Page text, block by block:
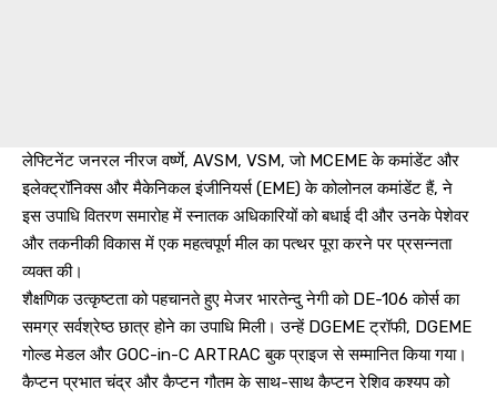
लेफ्टिनेंट जनरल नीरज वर्ष्णे, AVSM, VSM, जो MCEME के कमांडेंट और
इलेक्ट्रॉनिक्स और मैकेनिकल इंजीनियर्स (EME) के कोलोनल कमांडेंट हैं, ने
इस उपाधि वितरण समारोह में स्नातक अधिकारियों को बधाई दी और उनके पेशेवर
और तकनीकी विकास में एक महत्वपूर्ण मील का पत्थर पूरा करने पर प्रसन्नता
व्यक्त की।
शैक्षणिक उत्कृष्टता को पहचानते हुए मेजर भारतेन्दु नेगी को DE-106 कोर्स का
समग्र सर्वश्रेष्ठ छात्र होने का उपाधि मिली। उन्हें DGEME ट्रॉफी, DGEME
गोल्ड मेडल और GOC-in-C ARTRAC बुक प्राइज से सम्मानित किया गया।
कैप्टन प्रभात चंद्र और कैप्टन गौतम के साथ-साथ कैप्टन रेशिव कश्यप को